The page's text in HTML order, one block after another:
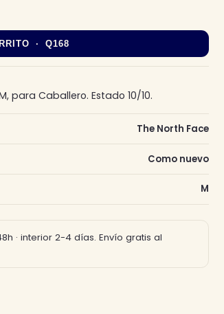
· Q168
para Caballero. Estado 10/10.
The North Face
Como nuevo
M
· interior 2-4 días. Envío gratis al